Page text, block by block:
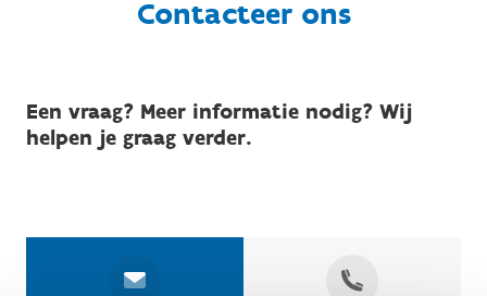
Contacteer ons
Een vraag? Meer informatie nodig? Wij
helpen je graag verder.